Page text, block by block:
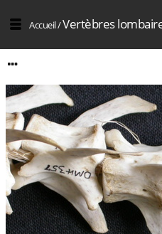
Accueil/Vertèbres